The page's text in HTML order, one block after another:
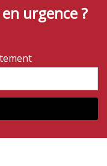
urgence ?